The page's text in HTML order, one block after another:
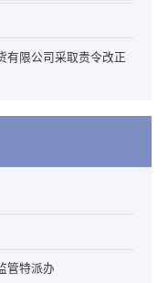
有限公司采取责令改正
管特派办